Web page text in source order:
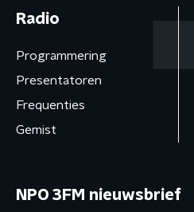
Radio
Programmering
Presentatoren
Frequenties
Gemist
NPO 3FM nieuwsbrief